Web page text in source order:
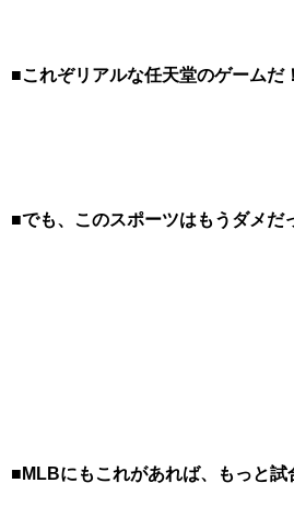
■これぞリアルな任天堂のゲームだ！
■でも、このスポーツはもうダメだ
■MLBにもこれがあれば、もっと試